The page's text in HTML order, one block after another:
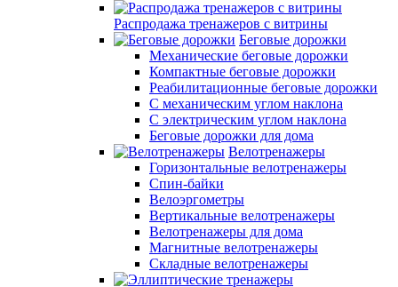
Распродажа тренажеров с витрины
Беговые дорожки
Механические беговые дорожки
Компактные беговые дорожки
Реабилитационные беговые дорожки
С механическим углом наклона
С электрическим углом наклона
Беговые дорожки для дома
Велотренажеры
Горизонтальные велотренажеры
Спин-байки
Велоэргометры
Вертикальные велотренажеры
Велотренажеры для дома
Магнитные велотренажеры
Складные велотренажеры